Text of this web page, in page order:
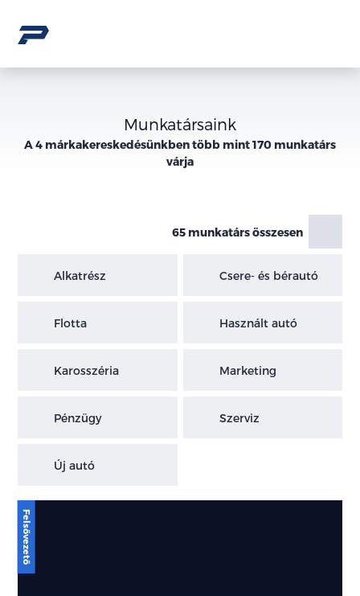
Munkatársaink
A 4 márkakereskedésünkben több mint 170 munkatárs
várja
65 munkatárs összesen
Alkatrész Csere- és bérautó
Flotta Használt autó
Karosszéria Marketing
Pénzügy Szerviz
Új autó